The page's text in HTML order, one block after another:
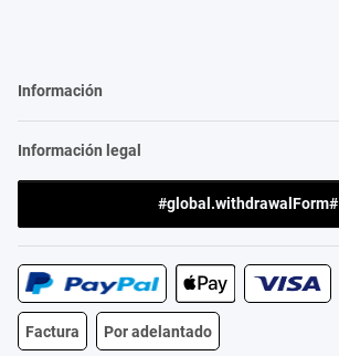
Información
Información legal
#global.withdrawalForm#
Factura Por adelantado